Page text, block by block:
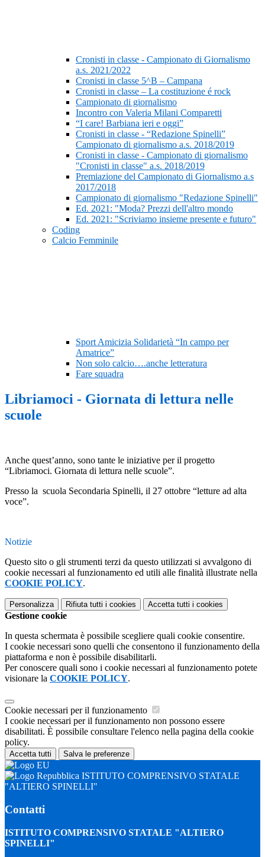
Cronisti in classe - Campionato di Giornalismo
a.s. 2021/2022
Cronisti in classe 5^B – Campana
Cronisti in classe – La costituzione é rock
Campionato di giornalismo
Incontro con Valeria Milani Comparetti
“I care! Barbiana ieri e oggi”
Cronisti in classe - “Redazione Spinelli”
Campionato di giornalismo a.s. 2018/2019
Cronisti in classe - Campionato di giornalismo
"Cronisti in classe" a.s. 2018/2019
Premiazione del Campionato di Giornalismo a.s
2017/2018
Campionato di giornalismo "Redazione Spinelli"
Ed. 2021: "Moda? Prezzi dell'altro mondo
Ed. 2021: "Scriviamo insieme presente e futuro"
Coding
Calcio Femminile
Sport Amicizia Solidarietà “In campo per
Amatrice”
Non solo calcio….anche letteratura
Fare squadra
Libriamoci - Giornata di lettura nelle
scuole
Anche quest’anno, sono tante le iniziative per il progetto
“Libriamoci. Giornata di lettura nelle scuole”.
Presso la scuola Secondaria Spinelli, il 27 ottobre “letture ad alta
voce”.
Notizie
Questo sito o gli strumenti terzi da questo utilizzati si avvalgono di
cookie necessari al funzionamento ed utili alle finalità illustrate nella
COOKIE POLICY.
Personalizza Rifiuta tutti i cookies Accetta tutti i cookies
Gestione cookie
In questa schermata è possibile scegliere quali cookie consentire.
I cookie necessari sono quelli che consentono il funzionamento della
piattaforma e non è possibile disabilitarli.
Per conoscere quali sono i cookie necessari al funzionamento potete
visionare la COOKIE POLICY.
Cookie necessari per il funzionamento
I cookie necessari per il funzionamento non possono essere
disabilitati. È possibile consultare l'elenco nella pagina della cookie
policy.
Accetta tutti Salva le preferenze
ISTITUTO COMPRENSIVO STATALE
"ALTIERO SPINELLI"
Contatti
ISTITUTO COMPRENSIVO STATALE "ALTIERO
SPINELLI"